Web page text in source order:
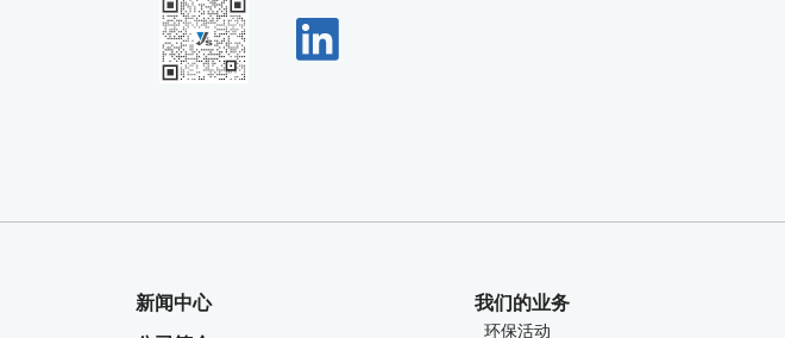
新闻中心
我们的业务
环保活动